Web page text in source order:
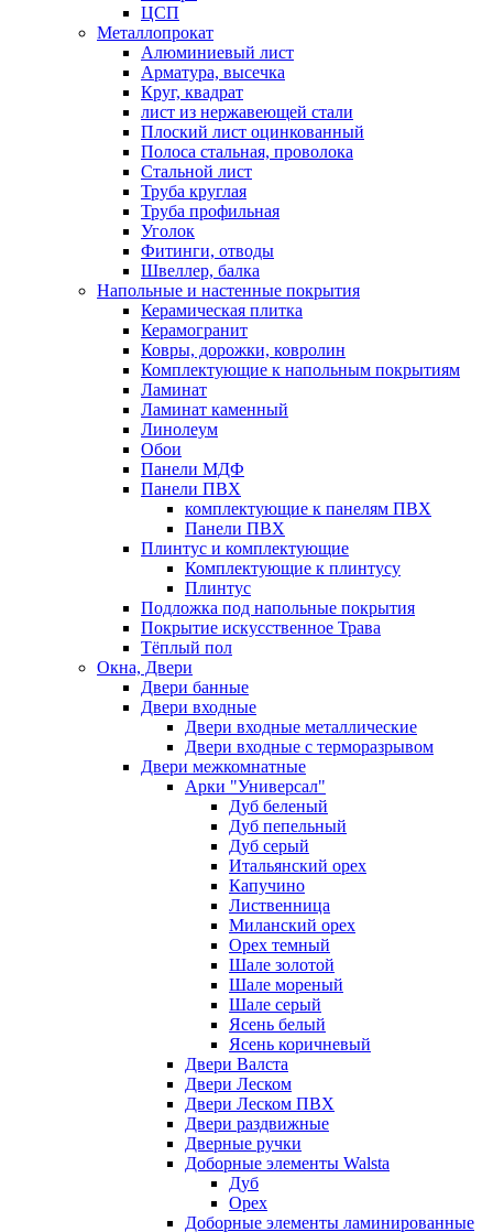
ЦСП
Металлопрокат
Алюминиевый лист
Арматура, высечка
Круг, квадрат
лист из нержавеющей стали
Плоский лист оцинкованный
Полоса стальная, проволока
Стальной лист
Труба круглая
Труба профильная
Уголок
Фитинги, отводы
Швеллер, балка
Напольные и настенные покрытия
Керамическая плитка
Керамогранит
Ковры, дорожки, ковролин
Комплектующие к напольным покрытиям
Ламинат
Ламинат каменный
Линолеум
Обои
Панели МДФ
Панели ПВХ
комплектующие к панелям ПВХ
Панели ПВХ
Плинтус и комплектующие
Комплектующие к плинтусу
Плинтус
Подложка под напольные покрытия
Покрытие искусственное Трава
Тёплый пол
Окна, Двери
Двери банные
Двери входные
Двери входные металлические
Двери входные с терморазрывом
Двери межкомнатные
Арки "Универсал"
Дуб беленый
Дуб пепельный
Дуб серый
Итальянский орех
Капучино
Лиственница
Миланский орех
Орех темный
Шале золотой
Шале мореный
Шале серый
Ясень белый
Ясень коричневый
Двери Валста
Двери Леском
Двери Леском ПВХ
Двери раздвижные
Дверные ручки
Доборные элементы Walsta
Дуб
Орех
Доборные элементы ламинированные